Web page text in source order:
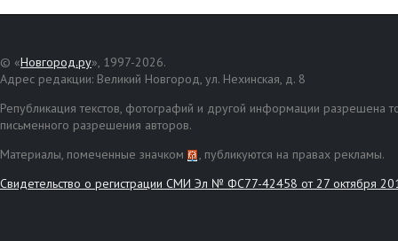
© «Новгород.ру», 1997-2026.
Адрес редакции: Великий Новгород, ул. Нехинская, д. 8
Републикация текстов, фотографий и другой информации разрешена
письменного разрешения авторов.
Материалы, помеченные значком
, публикуются на правах рекламы.
Свидетельство о регистрации СМИ Эл № ФС77-42458 от 27 октября